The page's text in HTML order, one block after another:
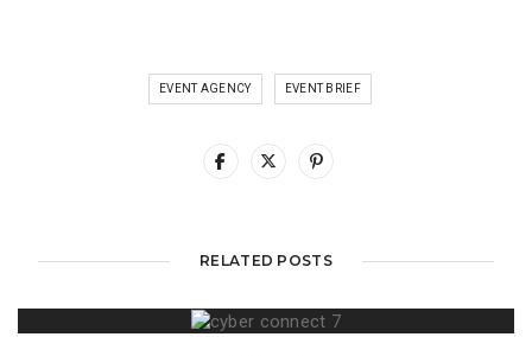
EVENT AGENCY EVENT BRIEF
RELATED POSTS